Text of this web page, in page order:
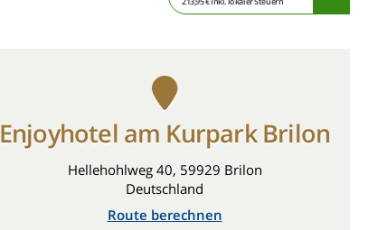
Enjoyhotel am Kurpark Brilon
Hellehohlweg 40, 59929 Brilon
Deutschland
Route berechnen